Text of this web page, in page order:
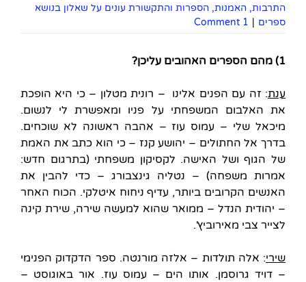
התרבות, האמנות, הספרות והתקשורת עונים על שאלון בנושא
ספרים |
1 Comment
1) מהם הספרים האהובים עליכן?
ענת: זה עם הפנים אלינו – רונית מטלון – כי היא הופכת
את האלבום המשפחתי על פניו ומאפשרת לי לנשום.
מיכאל שלי – עמוס עוז – אהבה ראשונה לא שוכחים.
בדרך אל החתולים – יהושע קנז – כי הוא כתב את האמת
של הגוף ושל האישה. לקסיקון משפחתי (בתרגום חדש:
אמרות משפחה) – נטליה גינצבורג – כדי להבין את
האנשים הקרובים ביותר, עדיף ניחוח איטלקי. הכוח האחר
– יהודית הנדל – ממואר שהוא למעשה שירה, שירת קינה
לצייר צבי מאירוביץ'.
שירי: אלה תולדות – אלזה מורנטה. ספר הדקדוק הפנימי
– דויד גרוסמן. אותו הים – עמוס עוז. אור באוגוסט –